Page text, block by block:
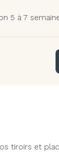
5 à 7
tiroirs et